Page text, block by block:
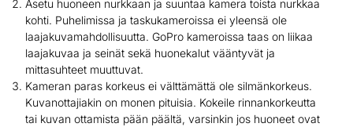
Asetu huoneen nurkkaan ja suuntaa kamera toista nurkkaa
kohti. Puhelimissa ja taskukameroissa ei yleensä ole
laajakuvamahdollisuutta. GoPro kameroissa taas on liikaa
laajakuvaa ja seinät sekä huonekalut vääntyvät ja
mittasuhteet muuttuvat.
Kameran paras korkeus ei välttämättä ole silmänkorkeus.
Kuvanottajiakin on monen pituisia. Kokeile rinnankorkeutta
tai kuvan ottamista pään päältä, varsinkin jos huoneet ovat